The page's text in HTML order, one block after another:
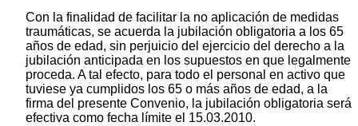
Con la finalidad de facilitar la no aplicación de medidas
traumáticas, se acuerda la jubilación obligatoria a los 65
años de edad, sin perjuicio del ejercicio del derecho a la
jubilación anticipada en los supuestos en que legalmente
proceda. A tal efecto, para todo el personal en activo que
tuviese ya cumplidos los 65 o más años de edad, a la
firma del presente Convenio, la jubilación obligatoria será
efectiva como fecha límite el 15.03.2010.